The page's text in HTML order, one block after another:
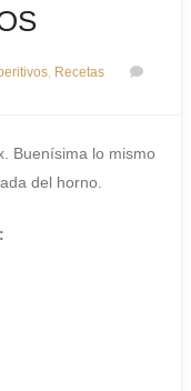
, Recetas
Buenísima lo mismo
del horno.